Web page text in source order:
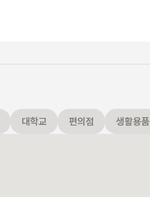
대학교 편의점 생활용